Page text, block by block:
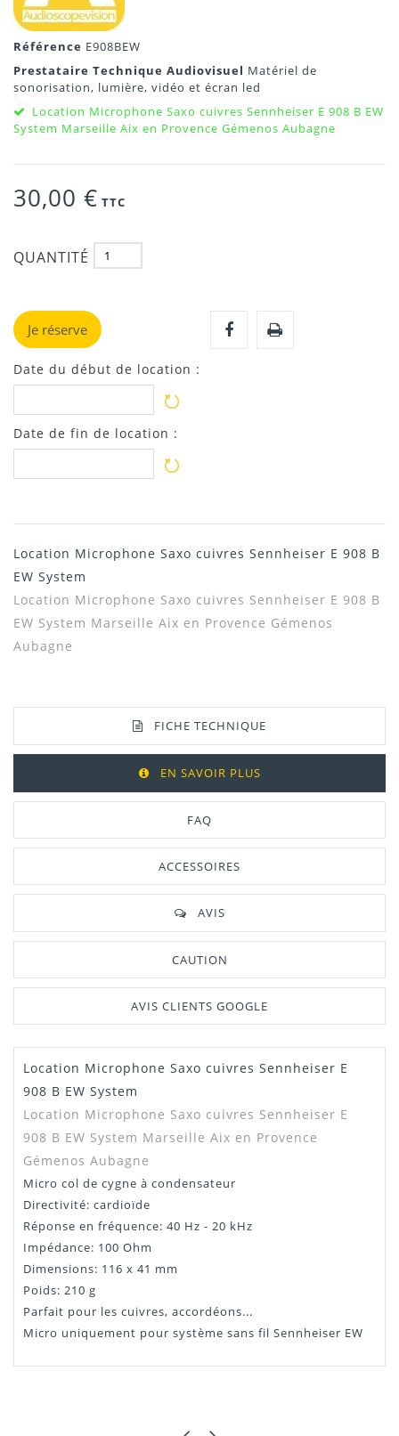
Référence E908BEW
Prestataire Technique Audiovisuel Matériel de
sonorisation, lumière, vidéo et écran led
Location Microphone Saxo cuivres Sennheiser E 908 B EW
System Marseille Aix en Provence Gémenos Aubagne
30,00 € TTC
QUANTITÉ
Je réserve
Date du début de location :
Date de fin de location :
Location Microphone Saxo cuivres Sennheiser E 908 B
EW System
Location Microphone Saxo cuivres Sennheiser E 908 B
EW System Marseille Aix en Provence Gémenos
Aubagne
FICHE TECHNIQUE
EN SAVOIR PLUS
FAQ
ACCESSOIRES
AVIS
CAUTION
AVIS CLIENTS GOOGLE
Dispo 1
Location Microphone Saxo cuivres Sennheiser E
908 B EW System
Location Microphone Saxo cuivres Sennheiser E
908 B EW System Marseille Aix en Provence
Gémenos Aubagne
Micro col de cygne à condensateur
Directivité: cardioïde
Réponse en fréquence: 40 Hz - 20 kHz
Impédance: 100 Ohm
Dimensions: 116 x 41 mm
Poids: 210 g
Parfait pour les cuivres, accordéons...
Micro uniquement pour système sans fil Sennheiser EW